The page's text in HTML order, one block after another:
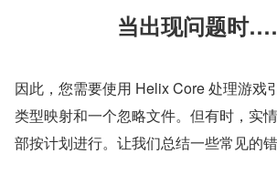
当出现问题时
因此，您需要使用 Helix Core 处理游戏
类型映射和一个忽略文件。但有时，实
部按计划进行。让我们总结一些常见的错